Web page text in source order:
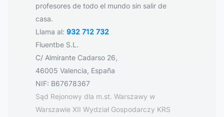
profesores de todo el mundo sin salir de
casa.
Llama al: 932 712 732
Fluentbe S.L.
C/ Almirante Cadarso 26,
46005 Valencia, España
NIF: B67678367
Sąd Rejonowy dla m.st. Warszawy w
Warszawie XII Wydział Gospodarczy KRS